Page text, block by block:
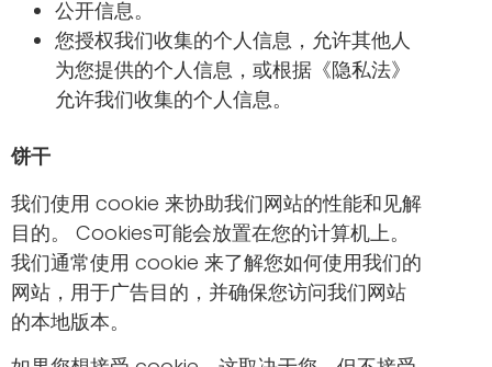
公开信息。
您授权我们收集的个人信息，允许其他人
为您提供的个人信息，或根据《隐私法》
允许我们收集的个人信息。
饼干
我们使用 cookie 来协助我们网站的性能和见解
目的。 Cookies可能会放置在您的计算机上。
我们通常使用 cookie 来了解您如何使用我们的
网站，用于广告目的，并确保您访问我们网站
的本地版本。